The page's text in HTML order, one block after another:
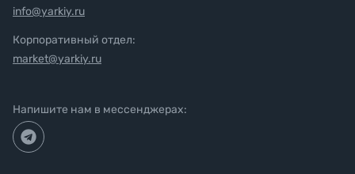
info@yarkiy.ru
Корпоративный отдел:
market@yarkiy.ru
Напишите нам в мессенджерах: